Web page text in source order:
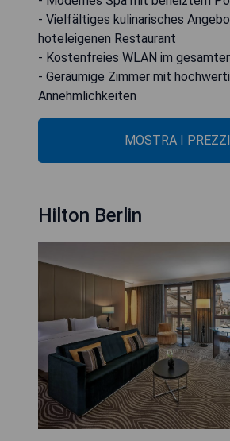
- Vielfältiges kulinarisches
hoteleigenen Restaurant
- Kostenfreies WLAN im
- Geräumige Zimmer mit
Annehmlichkeiten
MOSTRA I PREZZI
Hilton Berlin